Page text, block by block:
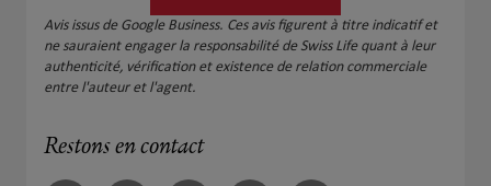
Avis issus de Google Business. Ces avis figurent à titre indicatif et
ne sauraient engager la responsabilité de Swiss Life quant à leur
authenticité, vérification et existence de relation commerciale
entre l'auteur et l'agent.
Restons en contact